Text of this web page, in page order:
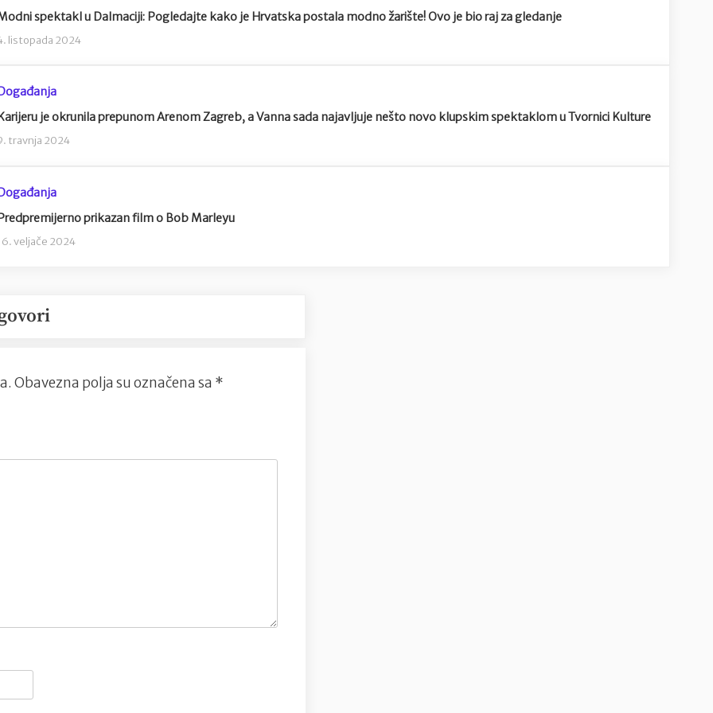
spektakl u Dalmaciji: Pogledajte kako je Hrvatska postala modno žarište! Ovo je bio raj za gledanje
listopada 2024
je okrunila prepunom Arenom Zagreb, a Vanna sada najavljuje nešto novo klupskim spektaklom u Tvornici Kulture
travnja 2024
prikazan film o Bob Marleyu
veljače 2024
Obavezna polja su označena sa *